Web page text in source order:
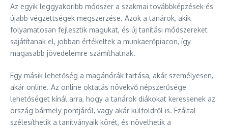
Az egyik leggyakoribb módszer a szakmai továbbképzések és
újabb végzettségek megszerzése. Azok a tanárok, akik
folyamatosan fejlesztik magukat, és új tanítási módszereket
sajátítanak el, jobban értékeltek a munkaerőpiacon, így
magasabb jövedelemre számíthatnak.
Egy másik lehetőség a magánórák tartása, akár személyesen,
akár online. Az online oktatás növekvő népszerűsége
lehetőséget kínál arra, hogy a tanárok diákokat keressenek az
ország bármely pontjáról, vagy akár külföldről is. Ezáltal
szélesíthetik a tanítványaik körét, és növelhetik a